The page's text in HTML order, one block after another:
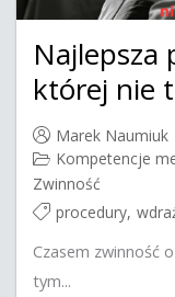
Najlepsza
której nie
Marek Naumiuk
Kompetencje
Zwinność
procedury,
Czasem zwinność
tym...